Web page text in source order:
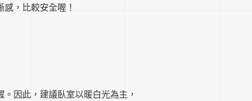
，比較安全喔！
因此，建議臥室以暖白光為主，